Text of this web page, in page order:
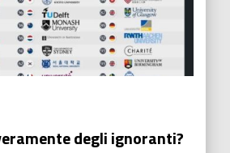
degli ignoranti?